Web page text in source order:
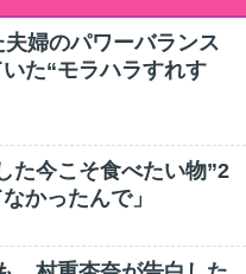
婦のパワーバランス
た“モラハラすれす
た今こそ食べたい物”2
かったんで」